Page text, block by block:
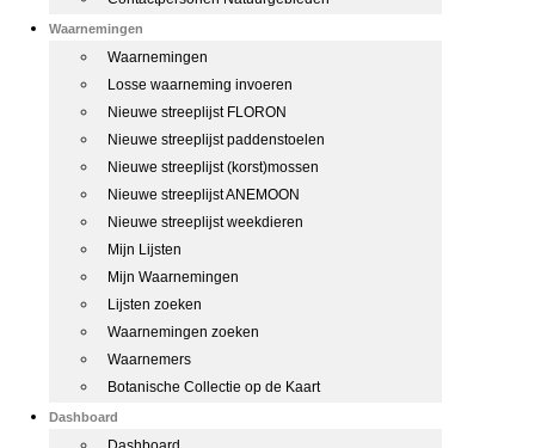
Waarnemingen
Waarnemingen
Losse waarneming invoeren
Nieuwe streeplijst FLORON
Nieuwe streeplijst paddenstoelen
Nieuwe streeplijst (korst)mossen
Nieuwe streeplijst ANEMOON
Nieuwe streeplijst weekdieren
Mijn Lijsten
Mijn Waarnemingen
Lijsten zoeken
Waarnemingen zoeken
Waarnemers
Botanische Collectie op de Kaart
Dashboard